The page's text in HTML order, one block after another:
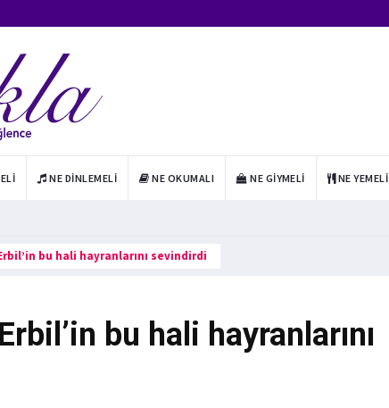
NE DINLEMELI NE OKUMALI NE GIYMELI NE YEMELI
bu hali hayranlarını sevindirdi
bu hali hayranlarını